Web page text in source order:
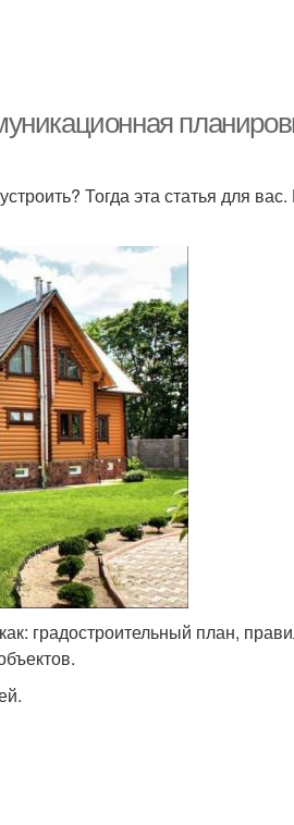
Тогда эта статья для
градостроительный план,